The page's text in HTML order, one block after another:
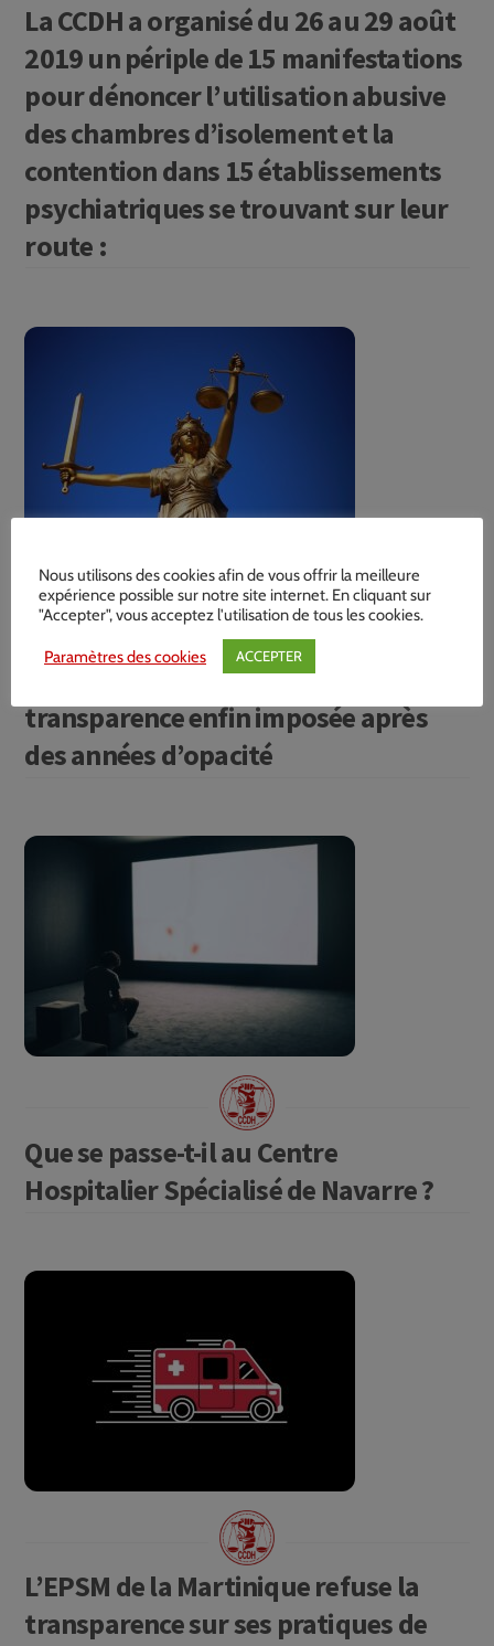
La CCDH a organisé du 26 au 29 août
2019 un périple de 15 manifestations
pour dénoncer l’utilisation abusive
des chambres d’isolement et la
contention dans 15 établissements
psychiatriques se trouvant sur leur
route :
Le Centre Hospitalier du Forez
débouté par le Conseil d’État : la
transparence enfin imposée après
des années d’opacité
Que se passe-t-il au Centre
Hospitalier Spécialisé de Navarre ?
L’EPSM de la Martinique refuse la
transparence sur ses pratiques de
Nous utilisons des cookies afin de vous offrir la meilleure
expérience possible sur notre site internet. En cliquant sur
"Accepter", vous acceptez l'utilisation de tous les cookies.
Paramètres des cookies ACCEPTER